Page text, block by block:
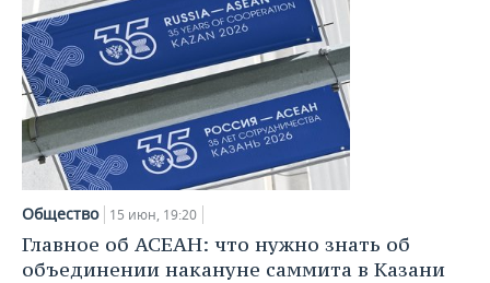
Общество 15 июн, 19:20
Главное об АСЕАН: что нужно знать об
объединении накануне саммита в Казани